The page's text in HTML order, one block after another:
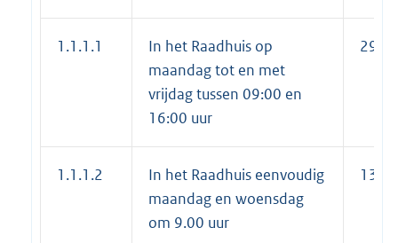
1.1.1.1
In het Raadhuis op
maandag tot en met
vrijdag tussen 09:00 en
16:00 uur
1.1.1.2
In het Raadhuis eenvoudig
maandag en woensdag
om 9.00 uur